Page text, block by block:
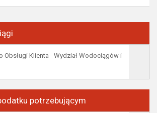
Obsługi Klienta - Wydział Wodociągów i
potrzebującym